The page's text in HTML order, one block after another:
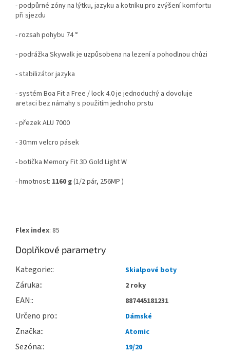
- podpůrné zóny na lýtku, jazyku a kotníku pro zvýšení komfortu
při sjezdu
- rozsah pohybu 74 °
- podrážka Skywalk je uzpůsobena na lezení a pohodlnou chůzi
- stabilizátor jazyka
- systém Boa Fit a Free / lock 4.0 je jednoduchý a dovoluje
aretaci bez námahy s použitím jednoho prstu
- přezek ALU 7000
- 30mm velcro pásek
- botička Memory Fit 3D Gold Light W
- hmotnost: 1160 g(1/2 pár, 256MP )
Flex index: 85
Doplňkové parametry
Kategorie: Skialpové boty
Záruka: 2 roky
EAN: 887445181231
Určeno pro: Dámské
Značka: Atomic
Sezóna: 19/20